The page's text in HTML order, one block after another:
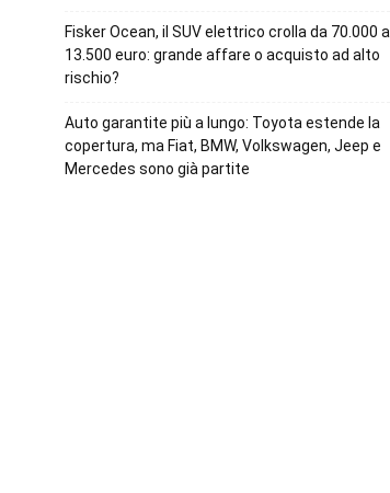
Fisker Ocean, il SUV elettrico crolla da 70.000 a
13.500 euro: grande affare o acquisto ad alto
rischio?
Auto garantite più a lungo: Toyota estende la
copertura, ma Fiat, BMW, Volkswagen, Jeep e
Mercedes sono già partite